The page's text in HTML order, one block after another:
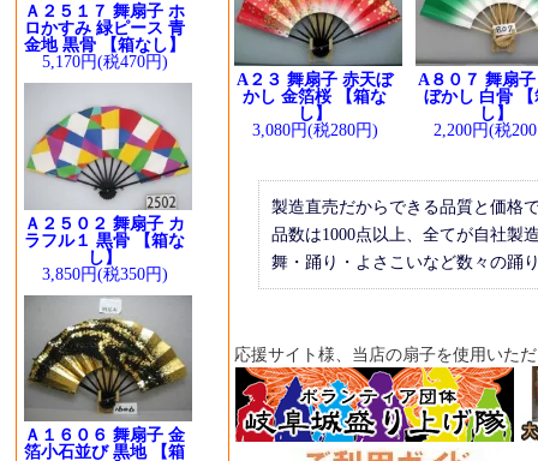
Ａ２５１７ 舞扇子 ホ
ロかすみ 緑ピース 青
金地 黒骨 【箱なし】
5,170円(税470円)
Ａ２５０２ 舞扇子 カ
ラフル１ 黒骨 【箱な
し】
3,850円(税350円)
Ａ１６０６ 舞扇子 金
箔小石並び 黒地 【箱
A２３ 舞扇子 赤天ぼ
かし 金箔桜 【箱な
し】
3,080円(税280円)
A８０７ 舞扇
ぼかし 白骨 【
し】
2,200円(税
製造直売だからできる品質と価格
品数は1000点以上、全てが自社製
舞・踊り・よさこいなど数々の踊
応援サイト様、当店の扇子を使用いた